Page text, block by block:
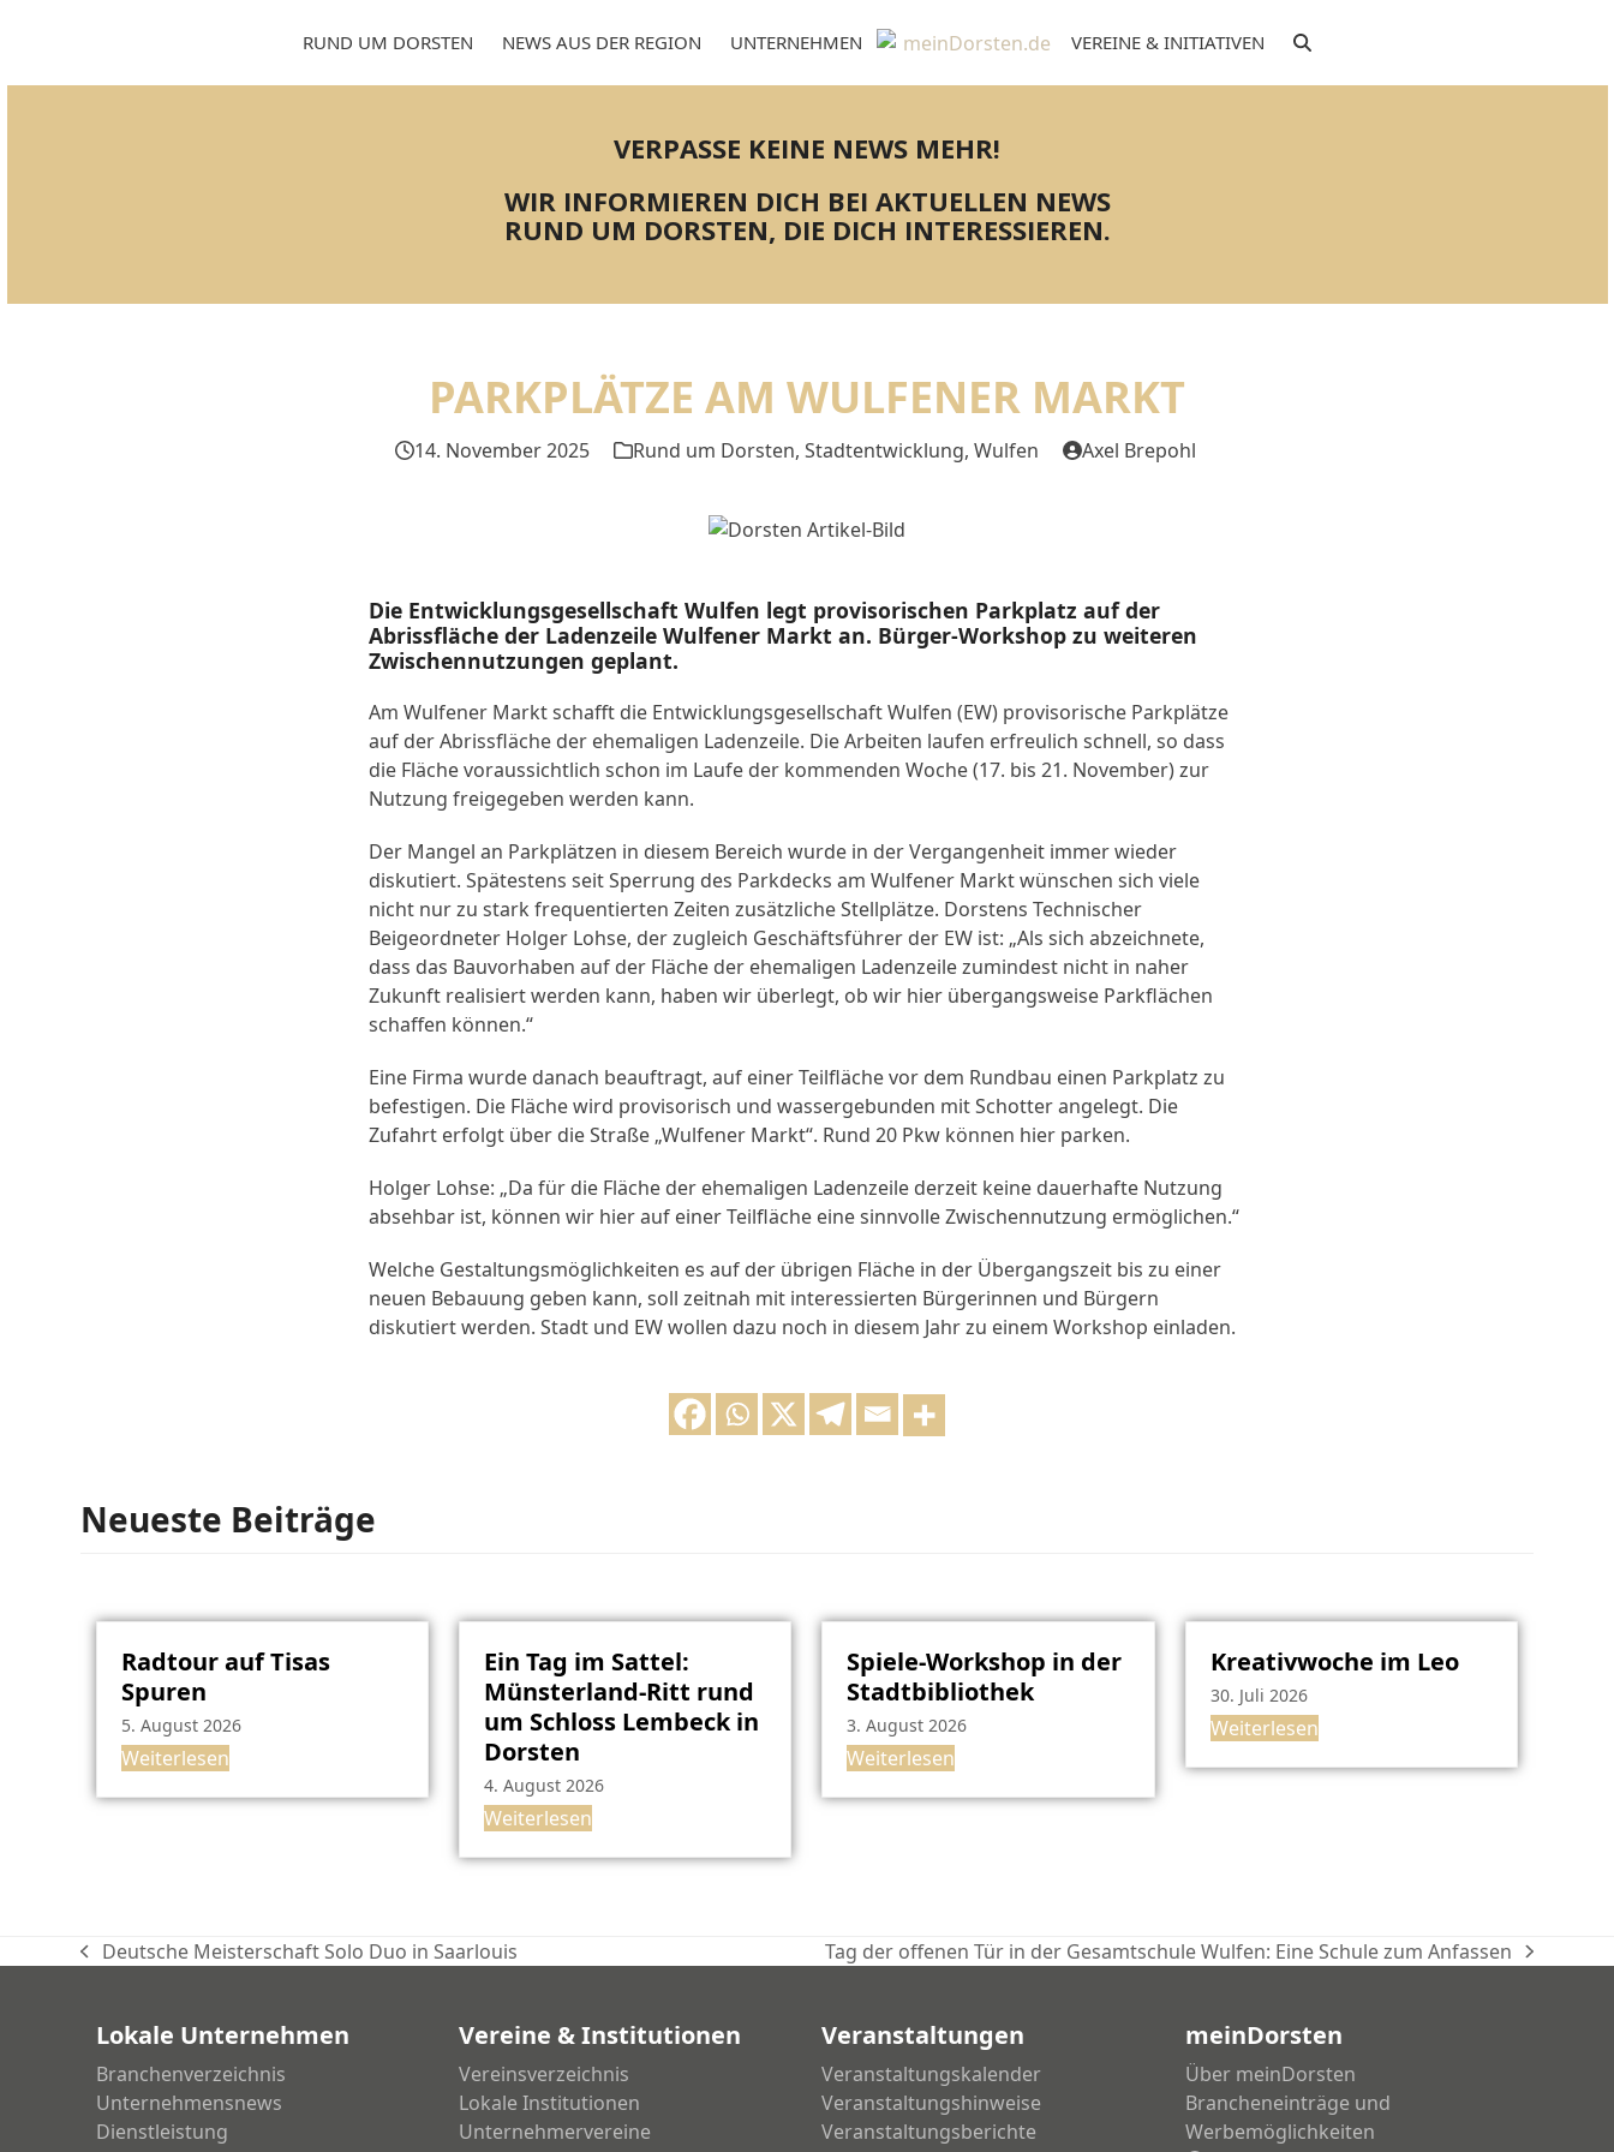
RUND UM DORSTEN NEWS AUS DER REGION UNTERNEHMEN VEREINE & INITIATIVEN
VERPASSE KEINE NEWS MEHR!
WIR INFORMIEREN DICH BEI AKTUELLEN NEWS
RUND UM DORSTEN, DIE DICH INTERESSIEREN.
PARKPLÄTZE AM WULFENER MARKT
14. November 2025 Rund um Dorsten, Stadtentwicklung, Wulfen Axel Brepohl
Die Entwicklungsgesellschaft Wulfen legt provisorischen Parkplatz auf der
Abrissfläche der Ladenzeile Wulfener Markt an. Bürger-Workshop zu weiteren
Zwischennutzungen geplant.
Am Wulfener Markt schafft die Entwicklungsgesellschaft Wulfen (EW) provisorische Parkplätze
auf der Abrissfläche der ehemaligen Ladenzeile. Die Arbeiten laufen erfreulich schnell, so dass
die Fläche voraussichtlich schon im Laufe der kommenden Woche (17. bis 21. November) zur
Nutzung freigegeben werden kann.
Der Mangel an Parkplätzen in diesem Bereich wurde in der Vergangenheit immer wieder
diskutiert. Spätestens seit Sperrung des Parkdecks am Wulfener Markt wünschen sich viele
nicht nur zu stark frequentierten Zeiten zusätzliche Stellplätze. Dorstens Technischer
Beigeordneter Holger Lohse, der zugleich Geschäftsführer der EW ist: „Als sich abzeichnete,
dass das Bauvorhaben auf der Fläche der ehemaligen Ladenzeile zumindest nicht in naher
Zukunft realisiert werden kann, haben wir überlegt, ob wir hier übergangsweise Parkflächen
schaffen können.“
Eine Firma wurde danach beauftragt, auf einer Teilfläche vor dem Rundbau einen Parkplatz zu
befestigen. Die Fläche wird provisorisch und wassergebunden mit Schotter angelegt. Die
Zufahrt erfolgt über die Straße „Wulfener Markt“. Rund 20 Pkw können hier parken.
Holger Lohse: „Da für die Fläche der ehemaligen Ladenzeile derzeit keine dauerhafte Nutzung
absehbar ist, können wir hier auf einer Teilfläche eine sinnvolle Zwischennutzung ermöglichen.“
Welche Gestaltungsmöglichkeiten es auf der übrigen Fläche in der Übergangszeit bis zu einer
neuen Bebauung geben kann, soll zeitnah mit interessierten Bürgerinnen und Bürgern
diskutiert werden. Stadt und EW wollen dazu noch in diesem Jahr zu einem Workshop einladen.
Neueste Beiträge
Radtour auf Tisas
Spuren
5. August 2026
Weiterlesen
Ein Tag im Sattel:
Münsterland-Ritt rund
um Schloss Lembeck in
Dorsten
4. August 2026
Weiterlesen
Spiele-Workshop in der
Stadtbibliothek
3. August 2026
Weiterlesen
Kreativwoche im Leo
30. Juli 2026
Weiterlesen
vorheriger
Deutsche Meisterschaft Solo Duo in Saarlouis
Nächster
Tag der offenen Tür in der Gesamtschule Wulfen: Eine Schule zum Anfassen
Lokale Unternehmen
Branchenverzeichnis
Unternehmensnews
Dienstleistung
Vereine & Institutionen
Vereinsverzeichnis
Lokale Institutionen
Unternehmervereine
Veranstaltungen
Veranstaltungskalender
Veranstaltungshinweise
Veranstaltungsberichte
meinDorsten
Über meinDorsten
Brancheneinträge und
Werbemöglichkeiten